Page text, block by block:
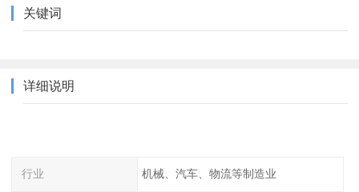
关键词
详细说明
行业 机械、汽车、物流等制造业